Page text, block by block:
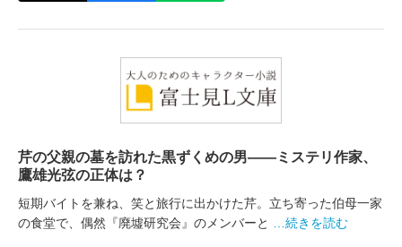
芹の父親の墓を訪れた黒ずくめの男――ミステリ作家、
鷹雄光弦の正体は？
短期バイトを兼ね、笑と旅行に出かけた芹。立ち寄った伯母一家
の食堂で、偶然『廃墟研究会』のメンバーと
…続きを読む